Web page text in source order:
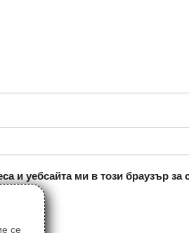
и уебсайта ми в този браузър
се